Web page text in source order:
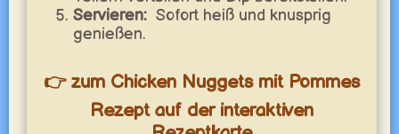
Servieren: Sofort heiß und knusprig
genießen.
👉 zum Chicken Nuggets mit Pommes
Rezept auf der interaktiven